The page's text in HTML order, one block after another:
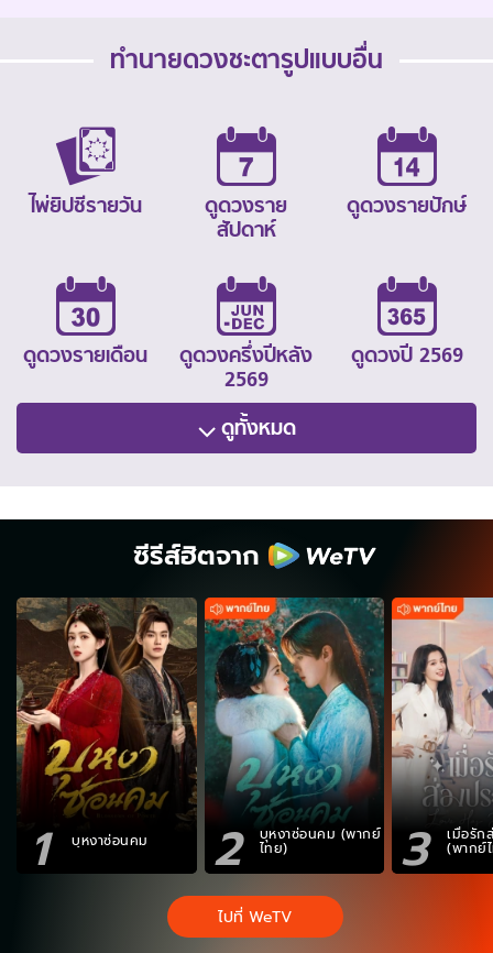
ทำนายดวงชะตารูปแบบอื่น
ไพ่ยิปซีรายวัน
ดูดวงราย
สัปดาห์
ดูดวงรายปักษ์
ดูดวงรายเดือน
ดูดวงครึ่งปีหลัง
2569
ดูดวงปี 2569
ดูทั้งหมด
ซีรีส์ฮิตจาก
1 บุหงาซ่อนคม 2 บุหงาซ่อนคม (พากย์
ไทย) 3 เมื่อรัก
(พากย์
ไปที่ WeTV